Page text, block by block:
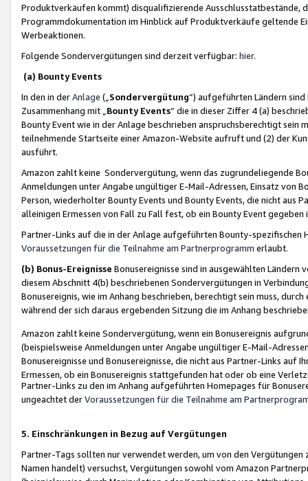
Produktverkäufen kommt) disqualifizierende Ausschlusstatbestände,
Programmdokumentation im Hinblick auf Produktverkäufe geltende
Werbeaktionen.
Folgende Sondervergütungen sind derzeit verfügbar: hier.
(a) Bounty Events
In den in derAnlage („ Sondervergütung“) aufgeführten Ländern
Zusammenhang mit „ Bounty Events“ die in dieser Ziffer 4 (a)
Bounty Event wie in der Anlage beschrieben anspruchsberechtigt sein
teilnehmende Startseite einer Amazon-Website aufruft und (2) der
ausführt.
Amazon zahlt keine Sondervergütung, wenn das zugrundeliegende
Anmeldungen unter Angabe ungültiger E-Mail-Adressen, Einsatz von
Person, wiederholter Bounty Events und Bounty Events, die nicht
alleinigen Ermessen von Fall zu Fall fest, ob ein Bounty Event
Partner-Links auf die in der Anlage aufgeführten Bounty-spezifischen
Voraussetzungen für die Teilnahme am Partnerprogramm erlaubt.
(b) Bonus-Ereignisse Bonusereignisse sind in ausgewählten Ländern
diesem Abschnitt 4(b) beschriebenen Sondervergütungen in
Bonusereignis, wie im Anhang beschrieben, berechtigt sein muss,
während der sich daraus ergebenden Sitzung die im Anhang
Amazon zahlt keine Sondervergütung, wenn ein Bonusereignis
(beispielsweise Anmeldungen unter Angabe ungültiger E-Mail-
Bonusereignisse und Bonusereignisse, die nicht aus Partner-Links auf
Ermessen, ob ein Bonusereignis stattgefunden hat oder ob eine
Partner-Links zu den im Anhang aufgeführten Homepages für
ungeachtet derVoraussetzungen für die Teilnahme am
5. Einschränkungen in Bezug auf Vergütungen
Partner-Tags sollten nur verwendet werden, um von den
Namen handelt) versuchst, Vergütungen sowohl vom Amazon